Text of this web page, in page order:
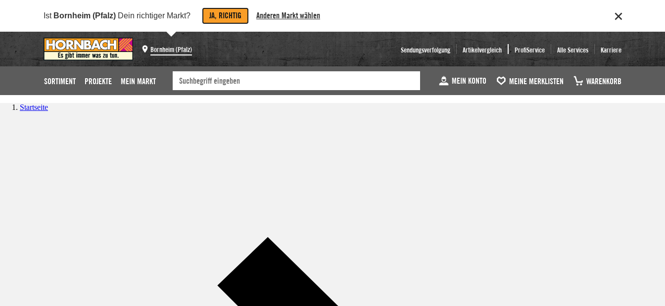
Ist Bornheim (Pfalz) Dein richtiger Markt? JA, RICHTIG Anderen Markt wählen
Bornheim (Pfalz) Sendungsverfolgung Artikelvergleich ProfiService Alle Services Karriere
SORTIMENT PROJEKTE MEIN MARKT MEIN KONTO MEINE MERKLISTEN WARENKORB
Startseite